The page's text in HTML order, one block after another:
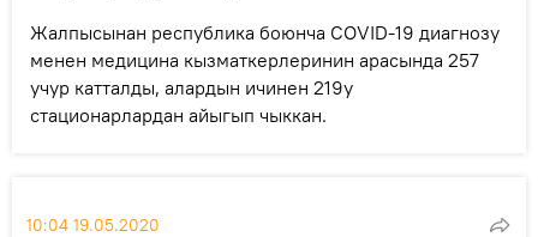
Жалпысынан республика боюнча COVID-19 диагнозу
менен медицина кызматкерлеринин арасында 257
учур катталды, алардын ичинен 219у
стационарлардан айыгып чыккан.
10:04 19.05.2020